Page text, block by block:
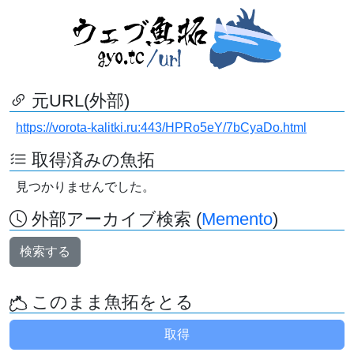
元URL(外部)
https://vorota-kalitki.ru:443/HPRo5eY/7bCyaDo.html
取得済みの魚拓
見つかりませんでした。
外部アーカイブ検索 (Memento)
検索する
このまま魚拓をとる